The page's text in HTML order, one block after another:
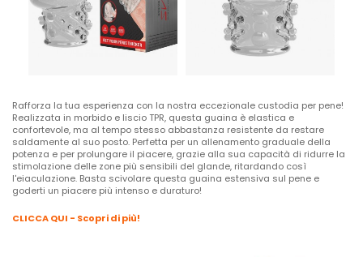
Rafforza la tua esperienza con la nostra eccezionale custodia per pene!
Realizzata in morbido e liscio TPR, questa guaina è elastica e
confortevole, ma al tempo stesso abbastanza resistente da restare
saldamente al suo posto. Perfetta per un allenamento graduale della
potenza e per prolungare il piacere, grazie alla sua capacità di ridurre la
stimolazione delle zone più sensibili del glande, ritardando così
l'eiaculazione. Basta scivolare questa guaina estensiva sul pene e
goderti un piacere più intenso e duraturo!
CLICCA QUI - Scopri di più!